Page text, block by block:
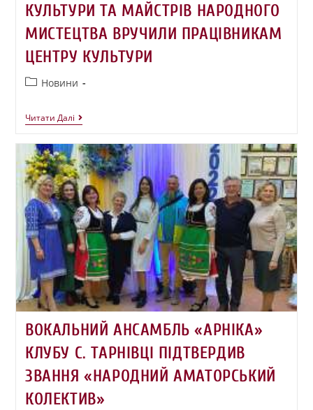
КУЛЬТУРИ ТА МАЙСТРІВ НАРОДНОГО
МИСТЕЦТВА ВРУЧИЛИ ПРАЦІВНИКАМ
ЦЕНТРУ КУЛЬТУРИ
Новини
Читати Далі
ВОКАЛЬНИЙ АНСАМБЛЬ «АРНІКА»
КЛУБУ С. ТАРНІВЦІ ПІДТВЕРДИВ
ЗВАННЯ «НАРОДНИЙ АМАТОРСЬКИЙ
КОЛЕКТИВ»